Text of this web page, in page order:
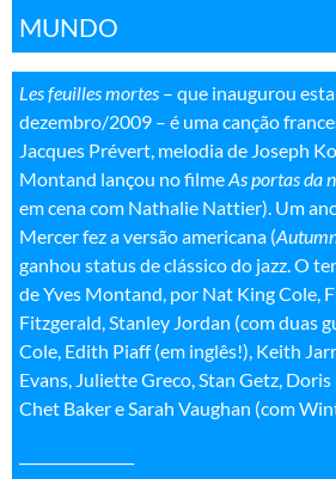
MUNDO
Les feuilles mortes – que inaugurou
dezembro/2009 – é uma canção
Jacques Prévert, melodia de Joseph
Montand lançou no filmeAs portas da
em cena com Nathalie Nattier). Um
Mercer fez a versão americana (
ganhou status de clássico do jazz. O
de Yves Montand, por Nat King Cole,
Fitzgerald, Stanley Jordan (com duas
Cole, Edith Piaff (em inglês!), Keith
Evans, Juliette Greco, Stan Getz,
Chet Baker e Sarah Vaughan (com